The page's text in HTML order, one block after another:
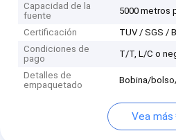
Capacidad de la
fuente
5000 metros
Certificación
TUV / SGS /
Condiciones de
pago
T/T, L/C o
Detalles de
empaquetado
Bobina/
Vea más